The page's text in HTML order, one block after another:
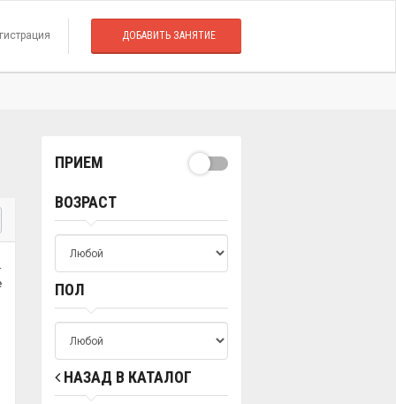
ДОБАВИТЬ ЗАНЯТИЕ
ПРИЕМ
ВОЗРАСТ
ПОЛ
НАЗАД В КАТАЛОГ